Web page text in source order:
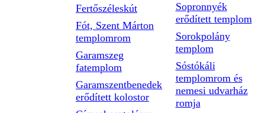
Fertőszéleskút
Fót, Szent Márton
templomrom
Garamszeg
fatemplom
Garamszentbenedek
erődített kolostor
Sopronnyék
erődített templom
Sorokpolány
templom
Sóstókáli
templomrom és
nemesi udvarház
romja